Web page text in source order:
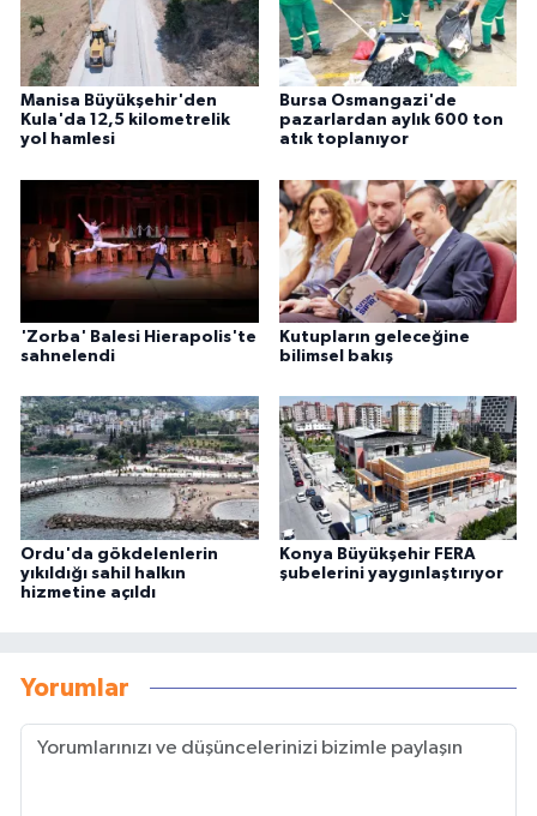
Manisa Büyükşehir'den
Kula'da 12,5 kilometrelik
yol hamlesi
Bursa Osmangazi'de
pazarlardan aylık 600 ton
atık toplanıyor
'Zorba' Balesi Hierapolis'te
sahnelendi
Kutupların geleceğine
bilimsel bakış
Ordu'da gökdelenlerin
yıkıldığı sahil halkın
hizmetine açıldı
Konya Büyükşehir FERA
şubelerini yaygınlaştırıyor
Yorumlar